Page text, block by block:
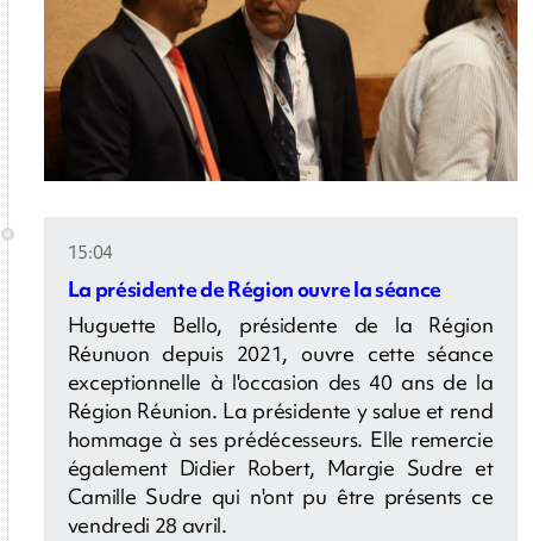
15:04
La présidente de Région ouvre la séance
Huguette Bello, présidente de la Région
Réunuon depuis 2021, ouvre cette séance
exceptionnelle à l'occasion des 40 ans de la
Région Réunion. La présidente y salue et rend
hommage à ses prédécesseurs. Elle remercie
également Didier Robert, Margie Sudre et
Camille Sudre qui n'ont pu être présents ce
vendredi 28 avril.